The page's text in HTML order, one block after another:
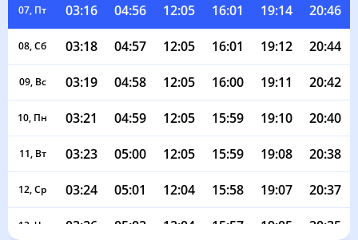
07, Пт 03:16 04:56 12:05 16:01 19:14 20:46
08, Сб 03:18 04:57 12:05 16:01 19:12 20:44
09, Вс 03:19 04:58 12:05 16:00 19:11 20:42
10, Пн 03:21 04:59 12:05 15:59 19:10 20:40
11, Вт 03:23 05:00 12:05 15:59 19:08 20:38
12, Ср 03:24 05:01 12:04 15:58 19:07 20:37
13, Чт 03:26 05:02 12:04 15:57 19:05 20:35